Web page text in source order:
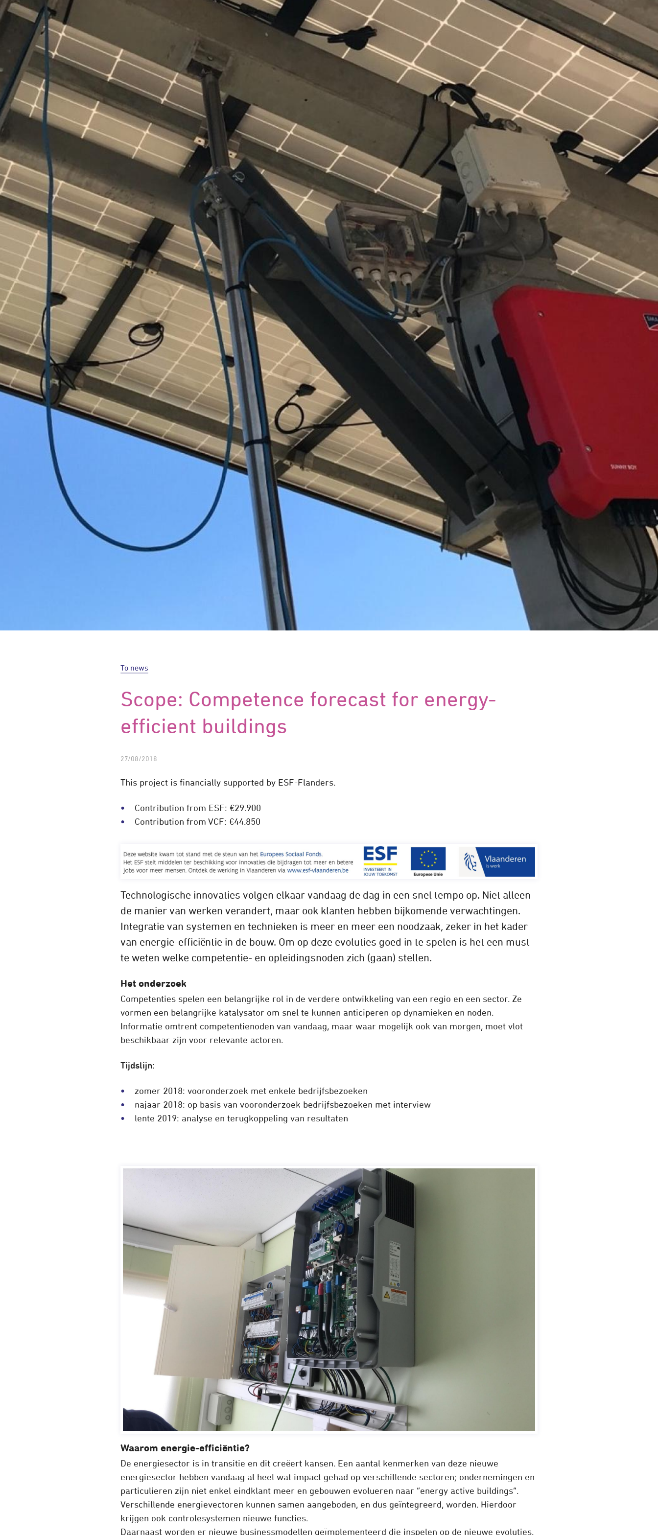
To news
Scope: Competence forecast for energy-
efficient buildings
27/08/2018
This project is financially supported by ESF-Flanders.
Contribution from ESF: €29.900
Contribution from VCF: €44.850
Technologische innovaties volgen elkaar vandaag de dag in een snel tempo op. Niet alleen
de manier van werken verandert, maar ook klanten hebben bijkomende verwachtingen.
Integratie van systemen en technieken is meer en meer een noodzaak, zeker in het kader
van energie-efficiëntie in de bouw. Om op deze evoluties goed in te spelen is het een must
te weten welke competentie- en opleidingsnoden zich (gaan) stellen.
Het onderzoek
Competenties spelen een belangrijke rol in de verdere ontwikkeling van een regio en een sector. Ze
vormen een belangrijke katalysator om snel te kunnen anticiperen op dynamieken en noden.
Informatie omtrent competentienoden van vandaag, maar waar mogelijk ook van morgen, moet vlot
beschikbaar zijn voor relevante actoren.
Tijdslijn:
zomer 2018: vooronderzoek met enkele bedrijfsbezoeken
najaar 2018: op basis van vooronderzoek bedrijfsbezoeken met interview
lente 2019: analyse en terugkoppeling van resultaten
Waarom energie-efficiëntie?
De energiesector is in transitie en dit creëert kansen. Een aantal kenmerken van deze nieuwe
energiesector hebben vandaag al heel wat impact gehad op verschillende sectoren; ondernemingen en
particulieren zijn niet enkel eindklant meer en gebouwen evolueren naar “energy active buildings”.
Verschillende energievectoren kunnen samen aangeboden, en dus geïntegreerd, worden. Hierdoor
krijgen ook controlesystemen nieuwe functies.
Daarnaast worden er nieuwe businessmodellen geïmplementeerd die inspelen op de nieuwe evoluties.